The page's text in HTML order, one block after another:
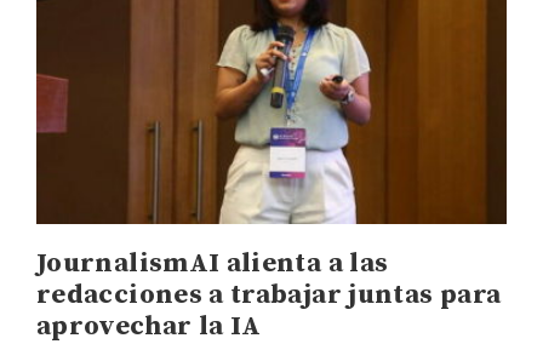
JournalismAI alienta a las
redacciones a trabajar juntas para
aprovechar la IA